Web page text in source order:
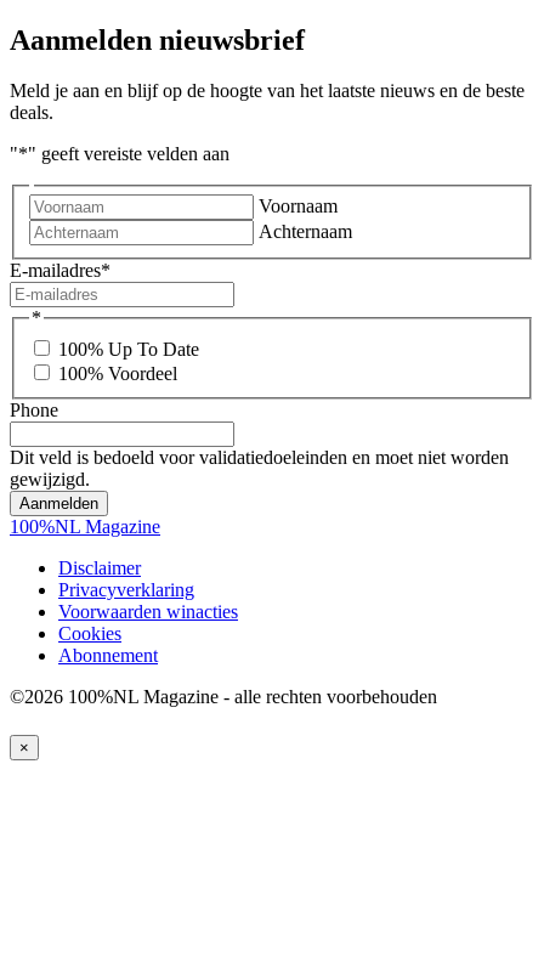
Aanmelden nieuwsbrief
Meld je aan en blijf op de hoogte van het laatste nieuws en de beste
deals.
"*" geeft vereiste velden aan
Voornaam
Achternaam
E-mailadres*
*
100% Up To Date
100% Voordeel
Phone
Dit veld is bedoeld voor validatiedoeleinden en moet niet worden
gewijzigd.
100%NL Magazine
Disclaimer
Privacyverklaring
Voorwaarden winacties
Cookies
Abonnement
©2026 100%NL Magazine - alle rechten voorbehouden
×